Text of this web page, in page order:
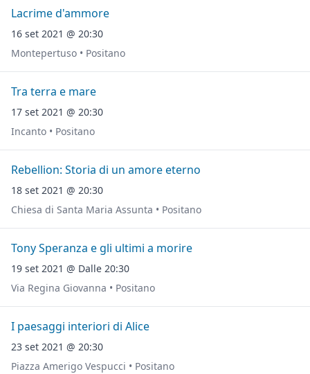
Lacrime d'ammore
16 set 2021 @ 20:30
Montepertuso • Positano
Tra terra e mare
17 set 2021 @ 20:30
Incanto • Positano
Rebellion: Storia di un amore eterno
18 set 2021 @ 20:30
Chiesa di Santa Maria Assunta • Positano
Tony Speranza e gli ultimi a morire
19 set 2021 @ Dalle 20:30
Via Regina Giovanna • Positano
I paesaggi interiori di Alice
23 set 2021 @ 20:30
Piazza Amerigo Vespucci • Positano